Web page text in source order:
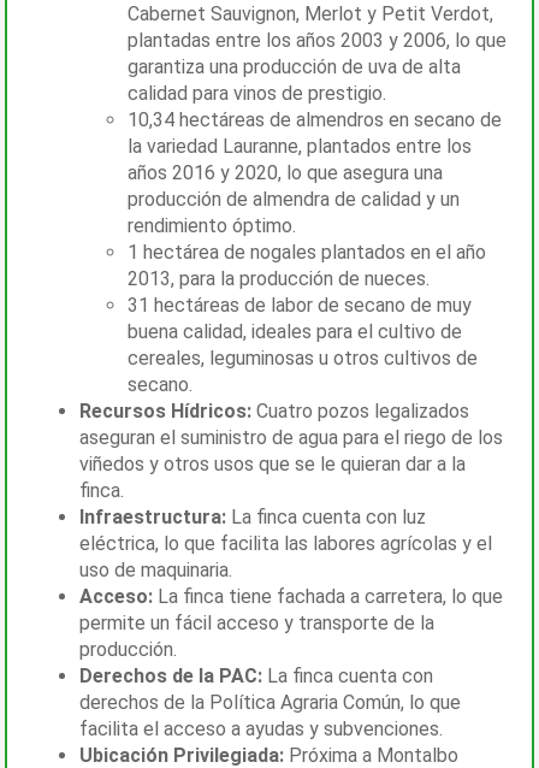
Cabernet Sauvignon, Merlot y Petit Verdot,
plantadas entre los años 2003 y 2006, lo que
garantiza una producción de uva de alta
calidad para vinos de prestigio.
10,34 hectáreas de almendros en secano de
la variedad Lauranne, plantados entre los
años 2016 y 2020, lo que asegura una
producción de almendra de calidad y un
rendimiento óptimo.
1 hectárea de nogales plantados en el año
2013, para la producción de nueces.
31 hectáreas de labor de secano de muy
buena calidad, ideales para el cultivo de
cereales, leguminosas u otros cultivos de
secano.
Recursos Hídricos: Cuatro pozos legalizados
aseguran el suministro de agua para el riego de los
viñedos y otros usos que se le quieran dar a la
finca.
Infraestructura: La finca cuenta con luz
eléctrica, lo que facilita las labores agrícolas y el
uso de maquinaria.
Acceso: La finca tiene fachada a carretera, lo que
permite un fácil acceso y transporte de la
producción.
Derechos de la PAC: La finca cuenta con
derechos de la Política Agraria Común, lo que
facilita el acceso a ayudas y subvenciones.
Ubicación Privilegiada: Próxima a Montalbo